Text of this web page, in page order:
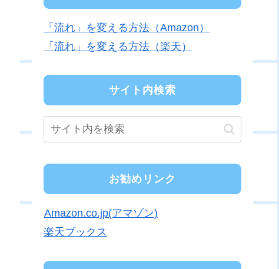
「流れ」を変える方法（Amazon）
「流れ」を変える方法（楽天）
サイト内検索
お勧めリンク
Amazon.co.jp(アマゾン)
楽天ブックス